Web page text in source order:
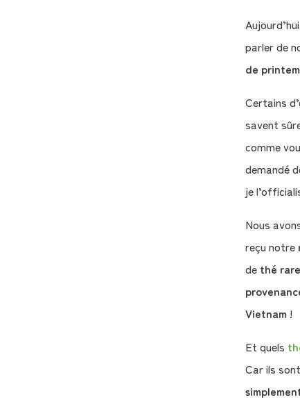
parler de
de
Certains
savent
comme
demandé
je
Nous
reçu notre
de thé
Vietnam !
Et quels
Car ils sont